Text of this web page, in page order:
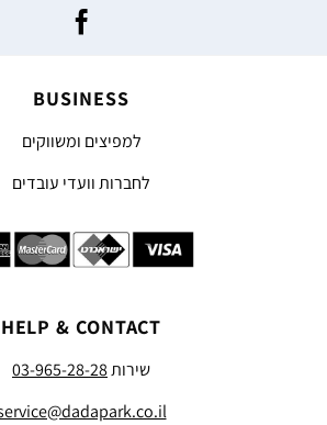
BUSINESS
למפיצים ומשווקים
לחברות וועדי עובדים
HELP & CONTACT
שירות03-965-28-28
service@dadapark.co.il